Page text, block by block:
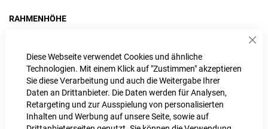
Diese Webseite verwendet Cookies und ähnliche
Technologien. Mit einem Klick auf "Zustimmen" akzeptieren
Sie diese Verarbeitung und auch die Weitergabe Ihrer
Daten an Drittanbieter. Die Daten werden für Analysen,
Retargeting und zur Ausspielung von personalisierten
Inhalten und Werbung auf unsere Seite, sowie auf
RAHMENHÖHE
IN DEN WARENKORB